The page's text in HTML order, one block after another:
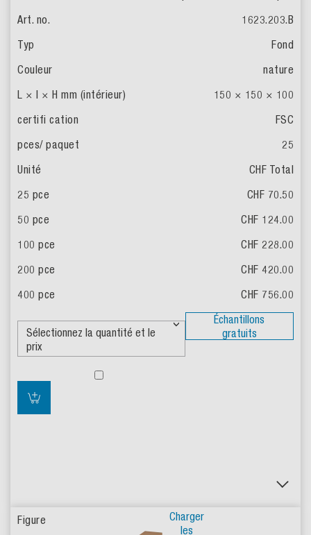
1623.203.B
Fond
nature
150 × 150 × 100
FSC
25
CHF Total
CHF 70.50
CHF 124.00
CHF 228.00
CHF 420.00
CHF 756.00
Échantillons
gratuits
Charger
les